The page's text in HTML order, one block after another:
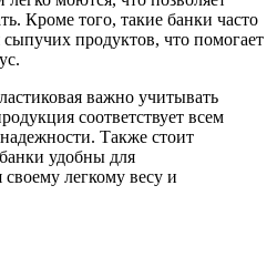
Кроме того, такие банки часто
продуктов, что помогает
важно учитывать
соответствует всем
Также стоит
удобны для
легкому весу и